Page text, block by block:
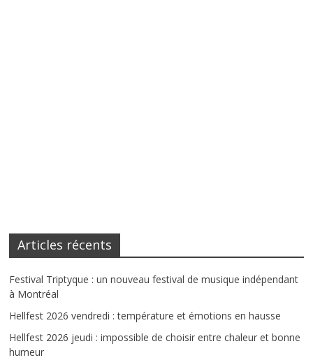
Articles récents
Festival Triptyque : un nouveau festival de musique indépendant
à Montréal
Hellfest 2026 vendredi : température et émotions en hausse
Hellfest 2026 jeudi : impossible de choisir entre chaleur et bonne
humeur